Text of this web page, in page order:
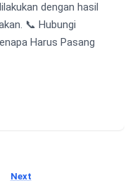
dengan hasil
📞 Hubungi
Harus Pasang
Next